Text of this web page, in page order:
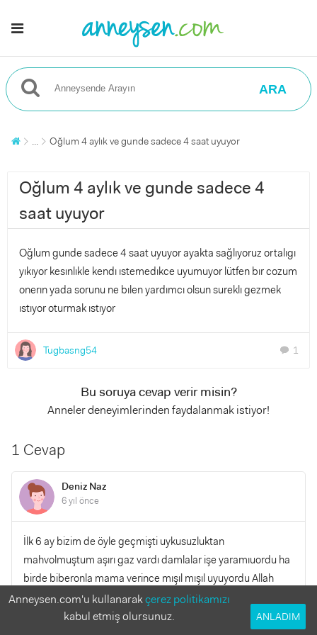
ARA
... Oğlum 4 aylık ve gunde sadece 4 saat uyuyor
Oğlum 4 aylık ve gunde sadece 4
saat uyuyor
Oğlum gunde sadece 4 saat uyuyor ayakta sağlıyoruz ortalıgı
yıkıyor kesınlıkle kendı ıstemedıkce uyumuyor lütfen bır cozum
onerın yada sorunu ne bılen yardımcı olsun sureklı gezmek
ıstıyor oturmak ıstıyor
Tugbasng54 chat 1
Bu soruya cevap verir misin?
Anneler deneyimlerinden faydalanmak istiyor!
1 Cevap
Deniz Naz
6 yıl önce
İlk 6 ay bizim de öyle geçmişti uykusuzluktan
mahvolmuştum aşırı gaz vardı damlalar işe yaramıuordu ha
birde biberonla mama verince mışıl mışıl uyuyordu Allah
kolaylıklar versin 2 ay daha sıkın dişinizi
Anneysen.com'u kullanarakçerez politikamızı
kabul etmiş olursunuz.
ANLADIM